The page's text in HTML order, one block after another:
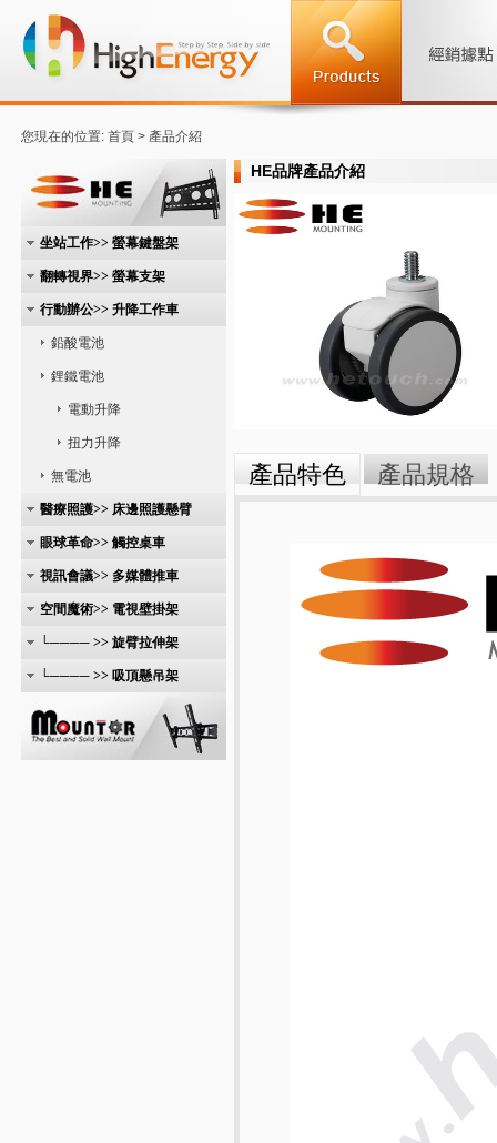
您現在的位置: 首頁 > 產品介紹
坐站工作>> 螢幕鍵盤架
翻轉視界>> 螢幕支架
行動辦公>> 升降工作車
鉛酸電池
鋰鐵電池
電動升降
扭力升降
無電池
醫療照護>> 床邊照護懸臂
眼球革命>> 觸控桌車
視訊會議>> 多媒體推車
空間魔術>> 電視壁掛架
└──── >> 旋臂拉伸架
└──── >> 吸頂懸吊架
HE品牌產品介紹
產品特色 產品規格